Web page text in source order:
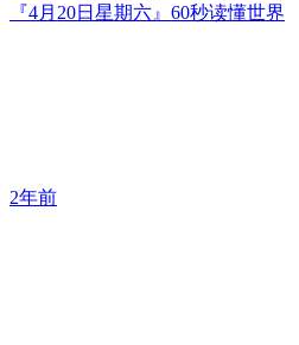
『4月20日星期六』60秒读懂世界
2年前